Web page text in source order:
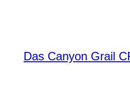
Das Canyon Grail